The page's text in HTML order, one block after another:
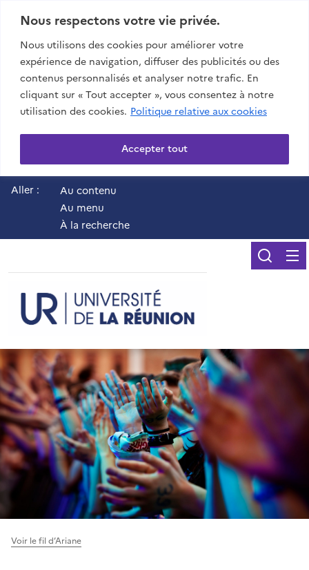
Nous respectons votre vie privée.
Nous utilisons des cookies pour améliorer votre
expérience de navigation, diffuser des publicités ou des
contenus personnalisés et analyser notre trafic. En
cliquant sur « Tout accepter », vous consentez à notre
utilisation des cookies. Politique relative aux cookies
Accepter tout
Aller :
Au contenu
Au menu
À la recherche
Voir le fil d’Ariane